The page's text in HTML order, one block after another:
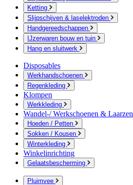
Ketting
Slijpschijven & laselektroden
Handgereedschappen
IJzerwaren bouw en tuin
Hang en sluitwerk
Disposables
Werkhandschoenen
Regenkleding
Klompen
Werkkleding
Wandel-/ Werkschoenen & Laarzen
Hoeden / Petten
Sokken / Kousen
Winterkleding
Winkelinrichting
Gelaatsbescherming
Pluimvee